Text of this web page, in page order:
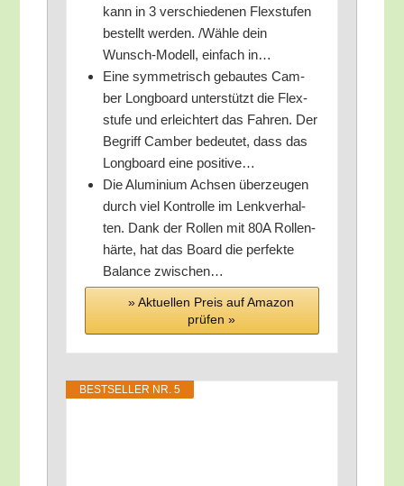
kann in 3 ver­schie­de­nen Flex­stu­fen
bestellt wer­den. /​Wäh­le dein
Wunsch-Modell, ein­fach in…
Eine sym­me­trisch gebau­tes Cam­
ber Long­board unter­stützt die Flex­
stu­fe und erleich­tert das Fah­ren. Der
Begriff Cam­ber bedeu­tet, dass das
Long­board eine positive…
Die Alu­mi­ni­um Ach­sen über­zeu­gen
durch viel Kon­trol­le im Lenk­ver­hal­
ten. Dank der Rol­len mit 80A Rol­len­
här­te, hat das Board die per­fek­te
Balan­ce zwischen…
» Aktu­el­len Preis auf Ama­zon
prü­fen »
BEST­SEL­LER NR. 5